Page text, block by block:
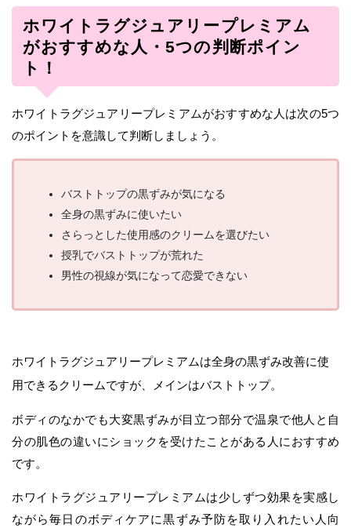
ホワイトラグジュアリープレミアム
がおすすめな人・5つの判断ポイン
ト！
ホワイトラグジュアリープレミアムがおすすめな人は次の5つ
のポイントを意識して判断しましょう。
バストトップの黒ずみが気になる
全身の黒ずみに使いたい
さらっとした使用感のクリームを選びたい
授乳でバストトップが荒れた
男性の視線が気になって恋愛できない
ホワイトラグジュアリープレミアムは全身の黒ずみ改善に使
用できるクリームですが、メインはバストトップ。
ボディのなかでも大変黒ずみが目立つ部分で温泉で他人と自
分の肌色の違いにショックを受けたことがある人におすすめ
です。
ホワイトラグジュアリープレミアムは少しずつ効果を実感し
ながら毎日のボディケアに黒ずみ予防を取り入れたい人向